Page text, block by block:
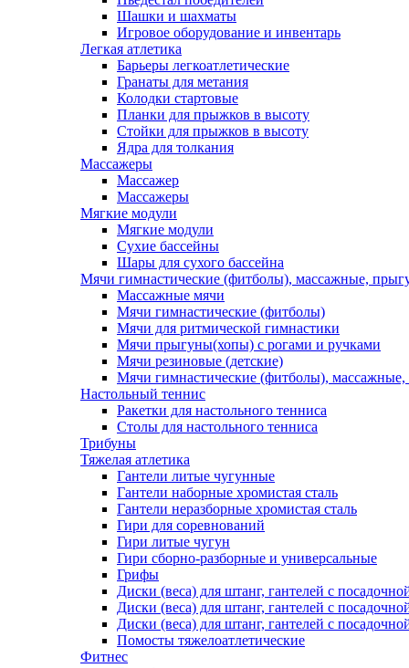
Шашки и шахматы
Игровое оборудование и инвентарь
Легкая атлетика
Барьеры легкоатлетические
Гранаты для метания
Колодки стартовые
Планки для прыжков в высоту
Стойки для прыжков в высоту
Ядра для толкания
Массажеры
Массажер
Массажеры
Мягкие модули
Мягкие модули
Сухие бассейны
Шары для сухого бассейна
Мячи гимнастические (фитболы), массажные,
Массажные мячи
Мячи гимнастические (фитболы)
Мячи для ритмической гимнастики
Мячи прыгуны(хопы) с рогами и ручками
Мячи резиновые (детские)
Мячи гимнастические (фитболы),
Настольный теннис
Ракетки для настольного тенниса
Столы для настольного тенниса
Трибуны
Тяжелая атлетика
Гантели литые чугунные
Гантели наборные хромистая сталь
Гантели неразборные хромистая сталь
Гири для соревнований
Гири литые чугун
Гири сборно-разборные и универсальные
Грифы
Диски (веса) для штанг, гантелей с
Диски (веса) для штанг, гантелей с
Диски (веса) для штанг, гантелей с
Помосты тяжелоатлетические
Фитнес